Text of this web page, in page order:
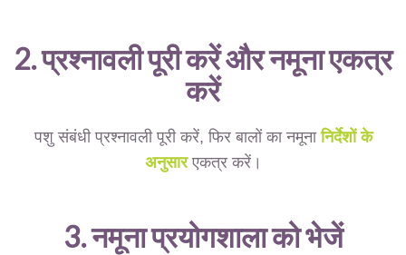
2. प्रश्नावली पूरी करें और नमूना एकत्र
करें
पशु संबंधी प्रश्नावली पूरी करें, फिर बालों का नमूनानिर्देशों के
अनुसारएकत्र करें।
3. नमूना प्रयोगशाला को भेजें